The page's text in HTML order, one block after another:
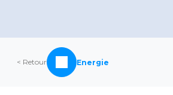
< Retour Energie